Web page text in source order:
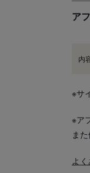
ア
内
※サ
※ア
ま
よ